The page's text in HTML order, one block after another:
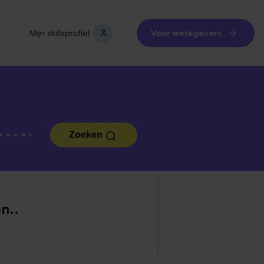
Mijn skillsprofiel Voor werkgevers
Zoeken